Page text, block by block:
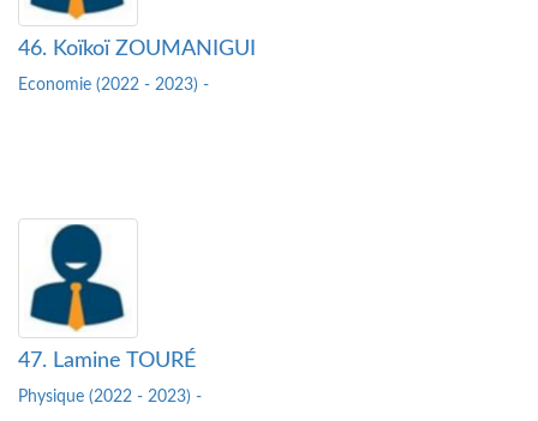
46. Koïkoï ZOUMANIGUI
Economie (2022 - 2023) -
47. Lamine TOURÉ
Physique (2022 - 2023) -